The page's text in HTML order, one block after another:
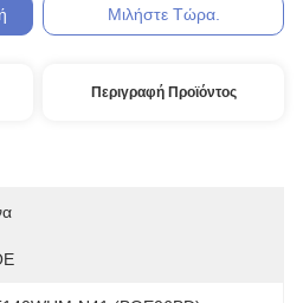
Μιλήστε Τώρα.
Περιγραφή Προϊόντος